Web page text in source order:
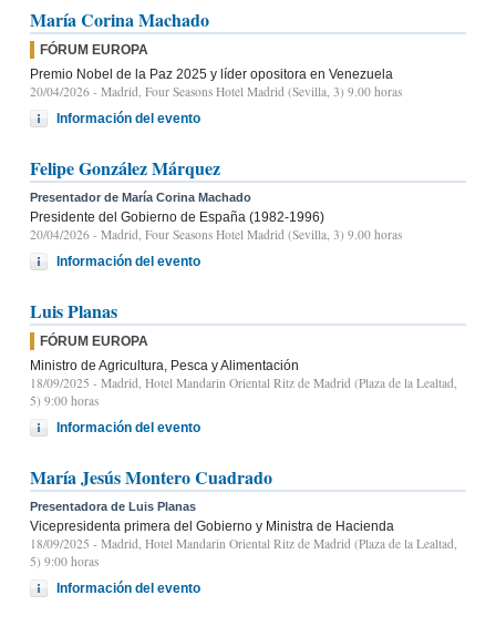
María Corina Machado
FÓRUM EUROPA
Premio Nobel de la Paz 2025 y líder opositora en Venezuela
20/04/2026 - Madrid, Four Seasons Hotel Madrid (Sevilla, 3) 9.00 horas
Información del evento
Felipe González Márquez
Presentador de María Corina Machado
Presidente del Gobierno de España (1982-1996)
20/04/2026 - Madrid, Four Seasons Hotel Madrid (Sevilla, 3) 9.00 horas
Información del evento
Luis Planas
FÓRUM EUROPA
Ministro de Agricultura, Pesca y Alimentación
18/09/2025 - Madrid, Hotel Mandarin Oriental Ritz de Madrid (Plaza de la Lealtad,
5) 9:00 horas
Información del evento
María Jesús Montero Cuadrado
Presentadora de Luis Planas
Vicepresidenta primera del Gobierno y Ministra de Hacienda
18/09/2025 - Madrid, Hotel Mandarin Oriental Ritz de Madrid (Plaza de la Lealtad,
5) 9:00 horas
Información del evento